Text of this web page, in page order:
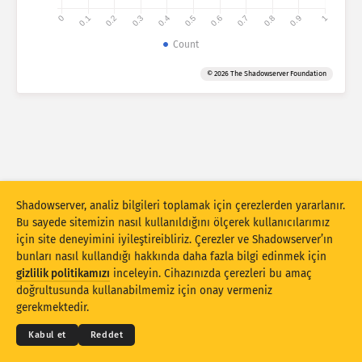
Yardım
Gruplandırma ölçütü
Sayma ölçütü
Günlük ortalama Toplam
Veri ölçeği
Stil
Sonuçları otomatik olarak güncelle
Güncelle
0 0.1 0.2 0.3 0.4 0.5 0.6 0.7 0.8 0.9 1
Count
© 2026 The Shadowserver Foundation
© 2026THE SHADOWSERVER FOUNDATION
Gizlilik ve Şartlar
Bizimle İletişime Geçin Krediler
Shadowserver, analiz bilgileri toplamak için çerezlerden yararlanır.
Bu sayede sitemizin nasıl kullanıldığını ölçerek kullanıcılarımız
için site deneyimini iyileştireibliriz. Çerezler ve Shadowserver’ın
bunları nasıl kullandığı hakkında daha fazla bilgi edinmek için
gizlilik politikamızı inceleyin. Cihazınızda çerezleri bu amaç
doğrultusunda kullanabilmemiz için onay vermeniz
gerekmektedir.
Kabul et Reddet